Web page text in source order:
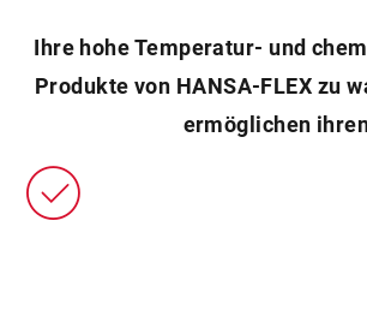
Ihre hohe Temperatur- und
Produkte von HANSA‑FLEX zu
ermöglichen